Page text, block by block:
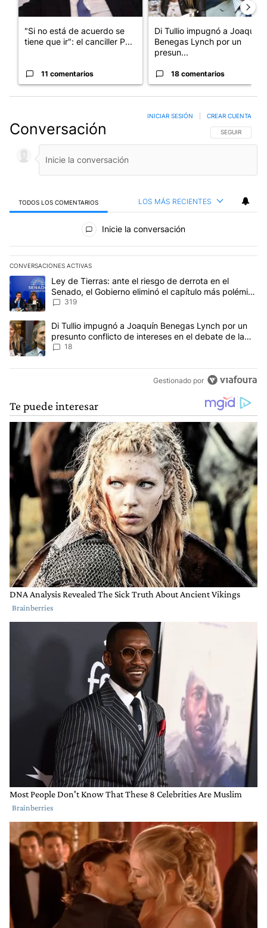
"Si no está de acuerdo se
tiene que ir": el canciller P...
11 comentarios
Di Tullio impugnó a Joaquín
Benegas Lynch por un
presun...
18 comentarios
Conversación SIGA ESTA
SEGUIR
INICIAR SESIÓN CREAR CUENTA
TODOS LOS COMENTARIOS LOS MÁS RECIENTES
Todos los comentarios
Inicie la conversación
CONVERSACIONES ACTIVAS
Este listado muestra los artículos con más comentarios en los
Un artículo de tendencia con el título "Ley de Tierras: ante el
Ley de Tierras: ante el riesgo de derrota en el
Senado, el Gobierno eliminó el capítulo más polémico
del proyecto
319
Un artículo de tendencia con el título "Di Tullio impugnó a
Di Tullio impugnó a Joaquín Benegas Lynch por un
presunto conflicto de intereses en el debate de la
Ley de Tierras
18
Gestionado por